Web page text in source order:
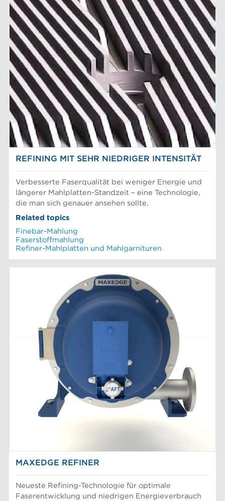
LEISTUNGSKOMPONENTEN
Filterelemente
Refiner-Mahlplatten und Mahlgarnituren
Siebbleche
Siebkörbe
Sortierer-Rotoren
AFT-MARKEN
Aikawa-Technologie
Finebar-Mahlung
Max-Sortierung
POM-Konstantteilsysteme
MÄRKTE
Chemiefasern
Faserstoffmahlung
Lebensmittelsortierung und -trennung
Mechanischer Faserstoff
Papiermaschinen Konstantteil
Prüfung und Labor
Recyclingfasern
Siebkörbe und Mahlplatten für die Industrie
ANLAGE
Konstanter Teil
Sortierer
Stoffaufbereitung
REFINERLÖSUNGEN
REFINING MIT SEHR NIEDRIGER INTENSITÄT
Verbesserte Faserqualität bei weniger Energie und
längerer Mahlplatten-Standzeit – eine Technologie,
die man sich genauer ansehen sollte.
Related topics
Finebar-Mahlung
Faserstoffmahlung
Refiner-Mahlplatten und Mahlgarnituren
MAXEDGE REFINER
Neueste Refining-Technologie für optimale
Faserentwicklung und niedrigen Energieverbrauch